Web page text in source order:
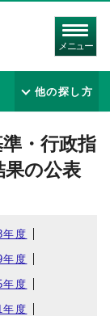
メニュー
他の探し方
・行政指
果の公表
度
度
度
度